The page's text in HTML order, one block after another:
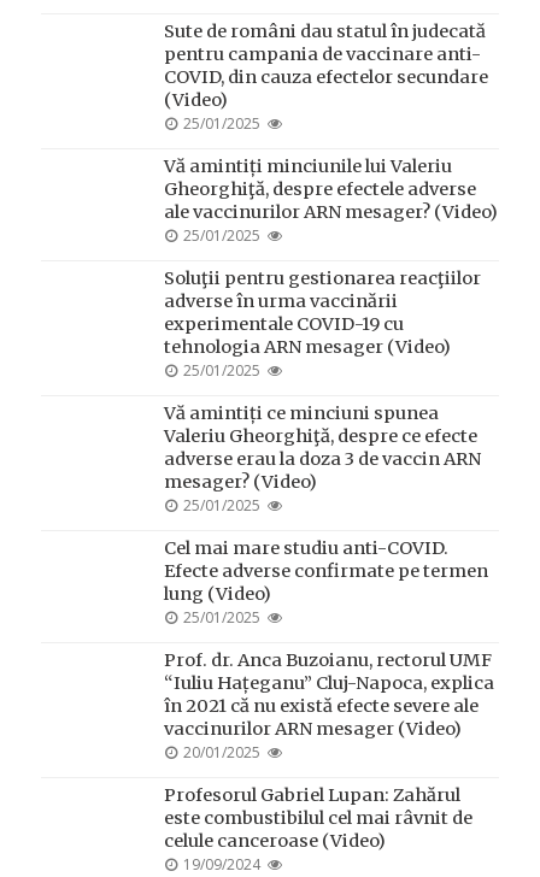
Sute de români dau statul în judecată
pentru campania de vaccinare anti-
COVID, din cauza efectelor secundare
(Video)
POSTED
25/01/2025
Vă amintiți minciunile lui Valeriu
Gheorghiţă, despre efectele adverse
ale vaccinurilor ARN mesager? (Video)
POSTED
25/01/2025
Soluţii pentru gestionarea reacţiilor
adverse în urma vaccinării
experimentale COVID-19 cu
tehnologia ARN mesager (Video)
POSTED
25/01/2025
Vă amintiți ce minciuni spunea
Valeriu Gheorghiţă, despre ce efecte
adverse erau la doza 3 de vaccin ARN
mesager? (Video)
POSTED
25/01/2025
Cel mai mare studiu anti-COVID.
Efecte adverse confirmate pe termen
lung (Video)
POSTED
25/01/2025
Prof. dr. Anca Buzoianu, rectorul UMF
“Iuliu Hațeganu” Cluj-Napoca, explica
în 2021 că nu există efecte severe ale
vaccinurilor ARN mesager (Video)
POSTED
20/01/2025
Profesorul Gabriel Lupan: Zahărul
este combustibilul cel mai râvnit de
celule canceroase (Video)
POSTED
19/09/2024